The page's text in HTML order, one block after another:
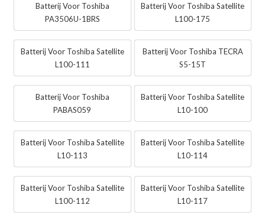
Batterij Voor Toshiba
PA3506U-1BRS
Batterij Voor Toshiba Satellite
L100-175
Batterij Voor Toshiba Satellite
L100-111
Batterij Voor Toshiba TECRA
S5-15T
Batterij Voor Toshiba
PABAS059
Batterij Voor Toshiba Satellite
L10-100
Batterij Voor Toshiba Satellite
L10-113
Batterij Voor Toshiba Satellite
L10-114
Batterij Voor Toshiba Satellite
L100-112
Batterij Voor Toshiba Satellite
L10-117